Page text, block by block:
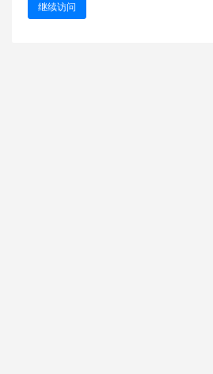
继续访问